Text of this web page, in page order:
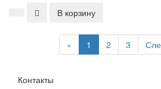
В корзину
« Previous
1 2 3
Контакты